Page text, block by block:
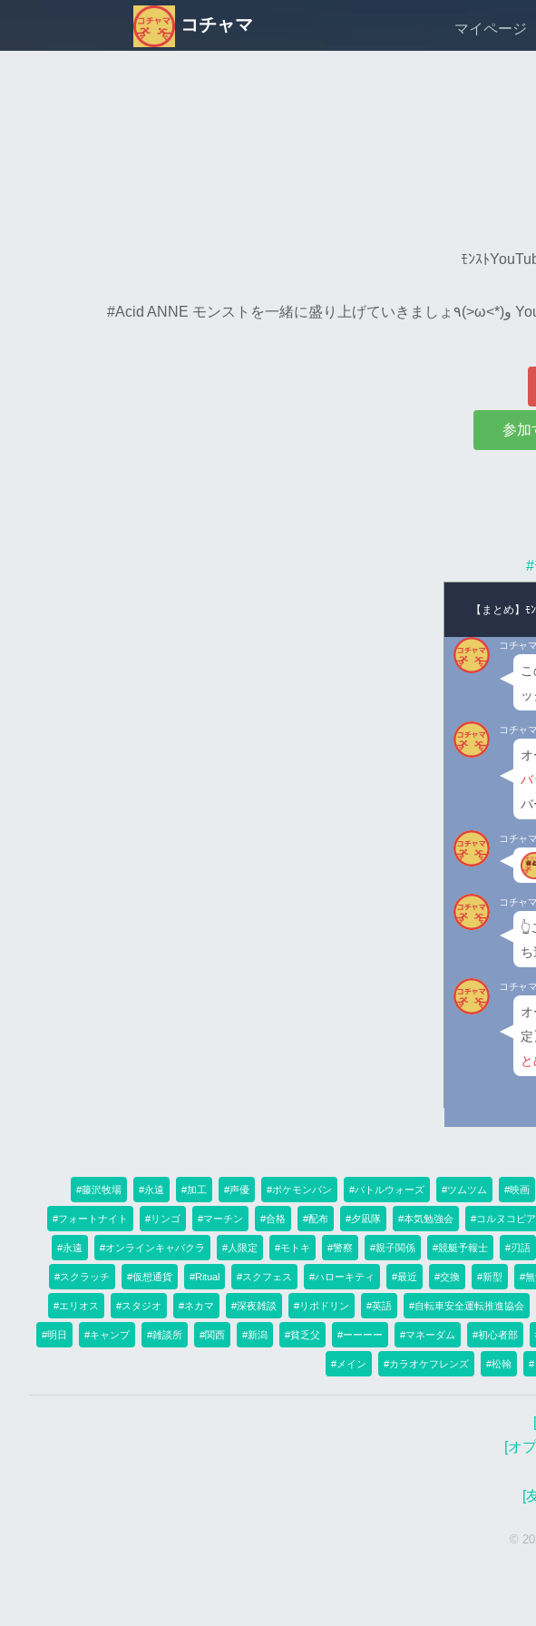
コチャマ マイページ
ﾓﾝｽﾄ
#Acid ANNE モンストを一緒に盛り上げていきましょ٩(>ω<*)و YouTube毎日投稿やってますしLIVE配信できる時間帯はガンガンやっていくので今後もよろ
参加
#
【まとめ】
コチャマ
コチャマ
バ
バ
コチャマ
コチャマ
👆
コチャマ
#藤沢牧場 #永遠 #加工 #声優 #ポケモンパン #バトルウォーズ #ツムツム #映画
#フォートナイト #リンゴ #マーチン #合格 #配布 #夕凪隊 #本気勉強会 #コルヌコピア
#永遠 #オンラインキャバクラ #人限定 #モトキ #警察 #親子関係 #競艇予報士 #刃語
#スクラッチ #仮想通貨 #Ritual #スクフェス #ハローキティ #最近 #交換 #新型 #
#エリオス #スタジオ #ネカマ #深夜雑談 #リポドリン #英語 #自転車安全運転推進協会
#明日 #キャンプ #雑談所 #関西 #新潟 #貧乏父 #ーーーー #マネーダム #初心者部
#メイン #カラオケフレンズ #松翰 #
[オ
[
©